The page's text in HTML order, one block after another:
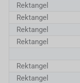
Rektangel
Rektangel
Rektangel
Rektangel
Rektangel
Rektangel